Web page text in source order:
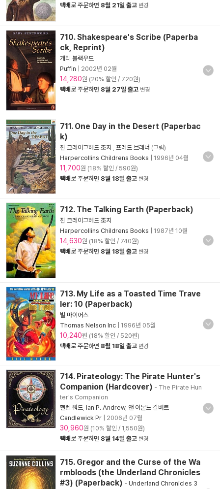
택배로 주문하면 8월 21일 출고 변경
710. Shakespeare's Scribe (Paperba
ck, Reprint)
개리 블랙우드
Puffin
2002년 02월
14,280원 (20% 할인 / 720원)
택배로 주문하면 8월 27일 출고 변경
711. One Day in the Desert (Paperbac
k)
진 크레이그헤드 조지 프레드 브레너 (그림)
Harpercollins Childrens Books
1996년 04월
11,700원 (18% 할인 / 590원)
택배로 주문하면 8월 18일 출고 변경
712. The Talking Earth (Paperback)
진 크레이그헤드 조지
Harpercollins Childrens Books
1987년 10월
14,630원 (18% 할인 / 740원)
택배로 주문하면 8월 18일 출고 변경
713. My Life as a Toasted Time Trave
ler: 10 (Paperback)
빌 마이어스
Thomas Nelson Inc
1996년 05월
10,240원 (18% 할인 / 520원)
택배로 주문하면 8월 18일 출고 변경
714. Pirateology: The Pirate Hunter's
Companion (Hardcover) - The Pirate Hun
ter's Companion
헬렌 워드 Ian P. Andrew, 앤 이본느 길버트
Candlewick Pr
2006년 07월
30,960원 (10% 할인 / 1,550원)
택배로 주문하면 8월 14일 출고 변경
715. Gregor and the Curse of the Wa
rmbloods (the Underland Chronicles
#3) (Paperback) - Underland Chronicles 3